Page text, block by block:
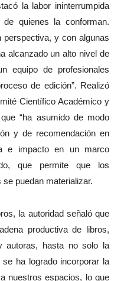
la labor ininterrumpida
quienes la conforman.
perspectiva, y con algunas
alcanzado un alto nivel de
equipo de profesionales
de edición”. Realizó
Científico Académico y
“ha asumido de modo
y de recomendación en
e impacto en un marco
que permite que los
puedan materializar.
la autoridad señaló que
productiva de libros,
autoras, hasta no solo la
ha logrado incorporar la
nuestros espacios, lo que